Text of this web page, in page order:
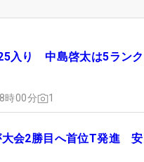
入り 中島啓太は5ラン
時00分 1
会2勝目へ首位T発進 安